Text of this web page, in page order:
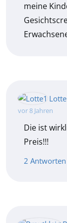
meine
vor 8 Jahren
Die ist
Preis!!!
2 Antworten